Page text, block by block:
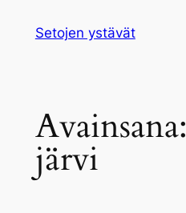
sisältöön
Setojen ystävät
Avainsana:
järvi